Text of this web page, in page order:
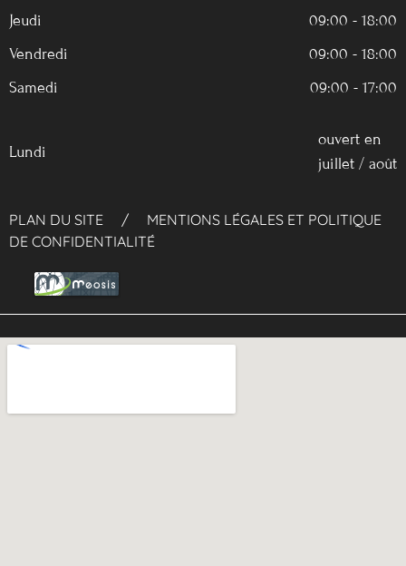
Jeudi
09:00 - 18:00
Vendredi
09:00 - 18:00
Samedi
09:00 - 17:00
Lundi
ouvert en
juillet / août
PLAN DU SITE / MENTIONS LÉGALES ET POLITIQUE
DE CONFIDENTIALITÉ